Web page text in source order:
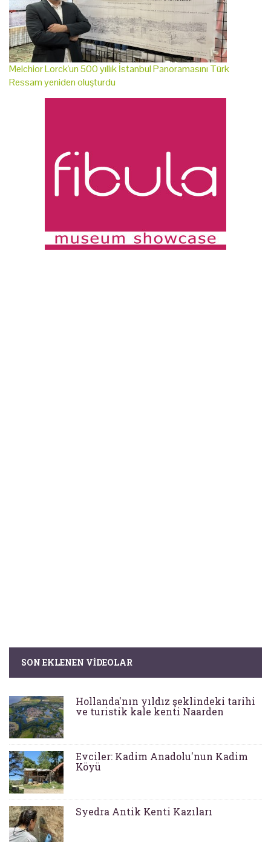
Melchior Lorck'un 500 yıllık İstanbul Panoramasını Türk
Ressam yeniden oluşturdu
SON EKLENEN VIDEOLAR
Hollanda'nın yıldız şeklindeki tarihi
ve turistik kale kenti Naarden
Evciler: Kadim Anadolu'nun Kadim
Köyü
Syedra Antik Kenti Kazıları